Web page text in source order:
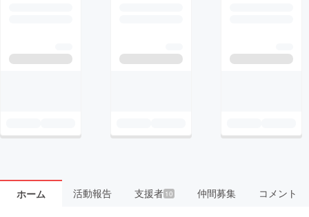
ホーム 活動報告 支援者 10 仲間募集 コメント